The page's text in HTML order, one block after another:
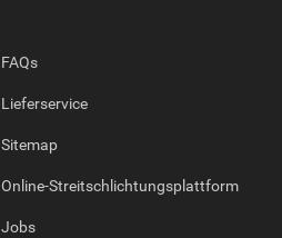
FAQs
Lieferservice
Sitemap
Online-Streitschlichtungsplattform
Jobs